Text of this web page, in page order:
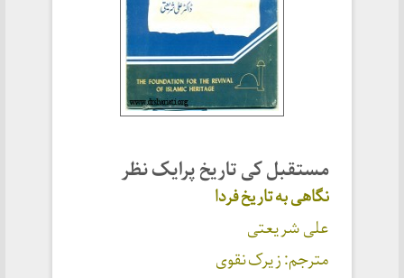
مستقبل کی تاریخ پرایک نظر
نگاهی به تاریخ فردا
علی شریعتی
مترجم: زیرک نقوی